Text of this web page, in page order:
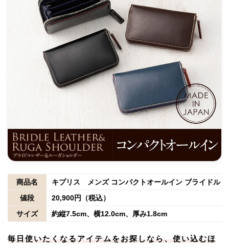
商品名
キプリス メンズ コンパクトオールイン ブライドル
値段
20,900円（税込）
サイズ
約縦7.5cm、横12.0cm、厚み1.8cm
毎日使いたくなるアイテムをお探しなら、使い込むほ